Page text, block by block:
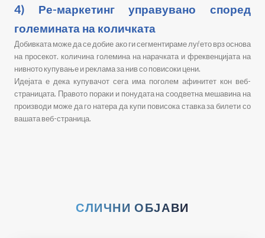
4) Ре-маркетинг управувано според
големината на количката
Добивката може да се добие ако ги сегментираме луѓето врз основа
на просекот. количина големина на нарачката и фреквенцијата на
нивното купување и реклама за нив со повисоки цени.
Идејата е дека купувачот сега има поголем афинитет кон веб-
страницата. Правото пораки и понудата на соодветна мешавина на
производи може да го натера да купи повисока ставка за билети со
вашата веб-страница.
СЛИЧНИ ОБЈАВИ